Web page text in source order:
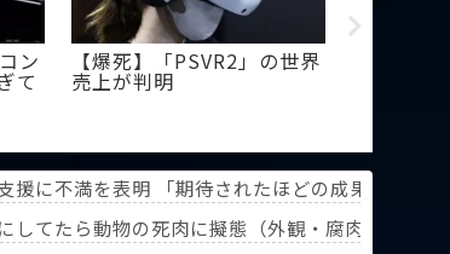
ン
て
【爆死】「PSVR2」の世界
売上が判明
めようとするも……
援に不満を表明 「期待されたほどの成果ない」
してたら動物の死肉に擬態（外観・腐肉臭）する